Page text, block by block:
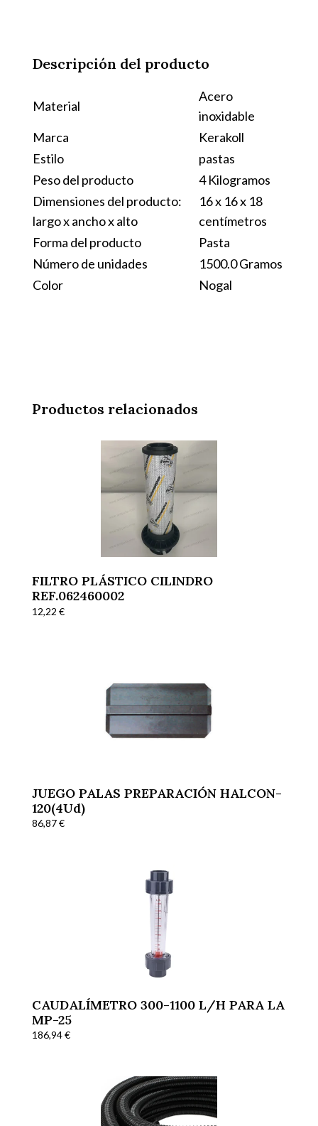
Descripción del producto
Material
Acero
inoxidable
Marca
Kerakoll
Estilo
pastas
Peso del producto
4 Kilogramos
Dimensiones del producto:
largo x ancho x alto
16 x 16 x 18
centímetros
Forma del producto
Pasta
Número de unidades
1500.0 Gramos
Color
Nogal
Productos relacionados
FILTRO PLÁSTICO CILINDRO
REF.062460002
12,22 €
JUEGO PALAS PREPARACIÓN HALCON-
120(4Ud)
86,87€
CAUDALÍMETRO 300-1100 L/H PARA LA
MP-25
186,94€